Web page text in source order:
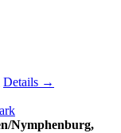
Details →
Nymphenburg,